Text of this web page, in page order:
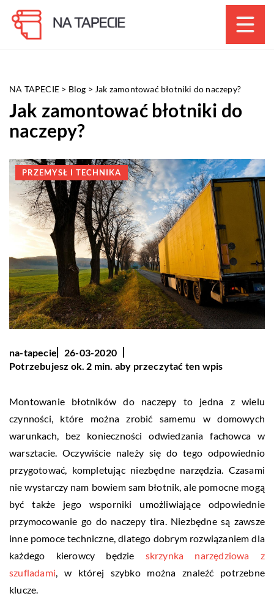
NA TAPECIE > Blog > Jak zamontować błotniki do naczepy?
Jak zamontować błotniki do
naczepy?
PRZEMYSŁ I TECHNIKA
na-tapecie
26-03-2020
Potrzebujesz ok. 2 min. aby przeczytać ten wpis
Montowanie błotników do naczepy to jedna z wielu
czynności, które można zrobić samemu w domowych
warunkach, bez konieczności odwiedzania fachowca w
warsztacie. Oczywiście należy się do tego odpowiednio
przygotować, kompletując niezbędne narzędzia. Czasami
nie wystarczy nam bowiem sam błotnik, ale pomocne mogą
być także jego wsporniki umożliwiające odpowiednie
przymocowanie go do naczepy tira. Niezbędne są zawsze
inne pomoce techniczne, dlatego dobrym rozwiązaniem dla
każdego kierowcy będzie skrzynka narzędziowa z
szufladami, w której szybko można znaleźć potrzebne
klucze.